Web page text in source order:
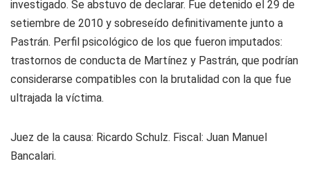
investigado. Se abstuvo de declarar. Fue detenido el 29 de
setiembre de 2010 y sobreseído definitivamente junto a
Pastrán. Perfil psicológico de los que fueron imputados:
trastornos de conducta de Martínez y Pastrán, que podrían
considerarse compatibles con la brutalidad con la que fue
ultrajada la víctima.
Juez de la causa: Ricardo Schulz. Fiscal: Juan Manuel
Bancalari.